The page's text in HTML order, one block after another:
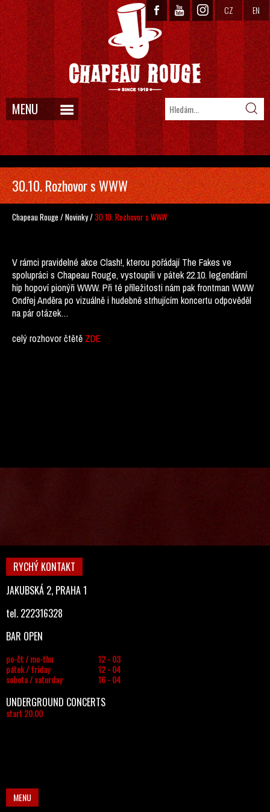
CZ EN
MENU
30.10. Rozhovor s WWW
Chapeau Rouge /Novinky/30.10. Rozhovor s WWW
V rámci pravidelné akce Clash!, kterou pořádají The Fakes ve
spolupráci s Chapeau Rouge, vystoupili v pátek 22.10. legendární
hip hopoví pionýři WWW. Při té příležitosti nám pak frontman WWW
Ondřej Anděra po vizuálně i hudebně strhujícím koncertu odpověděl
na pár otázek…
celý rozhovor čtětě ZDE
RYCHÝ KONTAKT
JAKUBSKÁ 2, PRAHA 1
tel. 222316328
BAR OPEN
po-čt / mo-thu
12 - 03
pátek / friday
12 - 04
sobota / saturday
16 - 04
UNDERGROUND CONCERTS
start 20.00
MENU